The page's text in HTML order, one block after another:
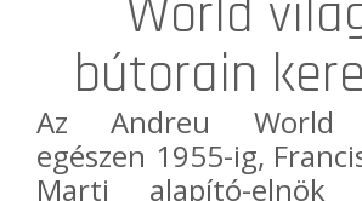
World
bútorain
AzAndreu World
egészen 1955-ig,
Marti alapító-